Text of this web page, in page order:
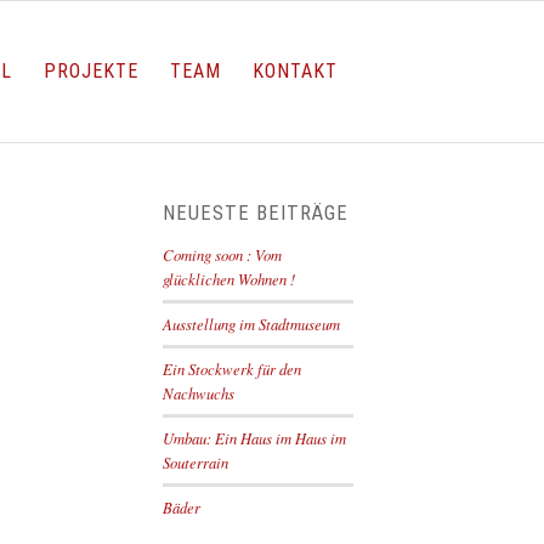
PROJEKTE TEAM KONTAKT
NEUESTE BEITRÄGE
Coming soon : Vom
glücklichen Wohnen !
Ausstellung im Stadtmuseum
Ein Stockwerk für den
Nachwuchs
Umbau: Ein Haus im Haus im
Souterrain
Bäder